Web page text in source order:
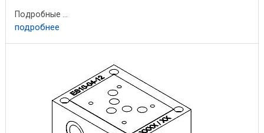
Подробные ...
подробнее